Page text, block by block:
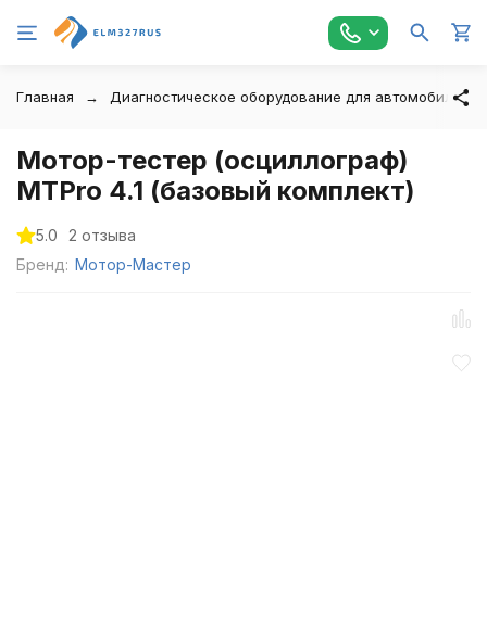
Главная Диагностическое оборудование для автомобилей
Мотор-тестер (осциллограф)
MTPro 4.1 (базовый комплект)
5.0
2 отзыва
Бренд: Мотор-Мастер